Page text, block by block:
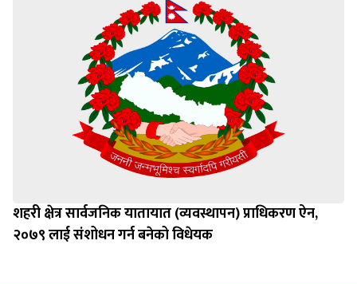
शहरी क्षेत्र सार्वजनिक यातायात (व्यवस्थापन) प्राधिकरण ऐन,
२०७९ लाई संशोधन गर्न बनेको विधेयक